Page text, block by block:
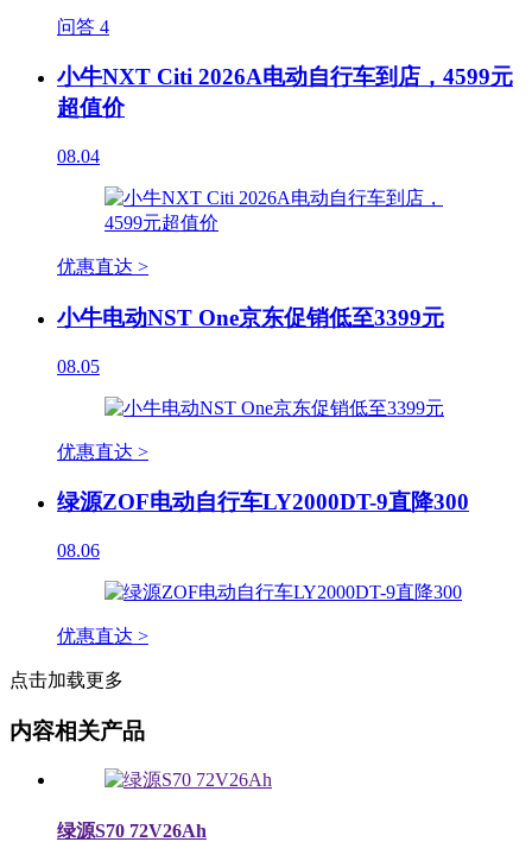
问答 4
小牛NXT Citi 2026A电动自行车到店，4599元
超值价
08.04
优惠直达 >
小牛电动NST One京东促销低至3399元
08.05
优惠直达 >
绿源ZOF电动自行车LY2000DT-9直降300
08.06
优惠直达 >
点击加载更多
内容相关产品
绿源S70 72V26Ah